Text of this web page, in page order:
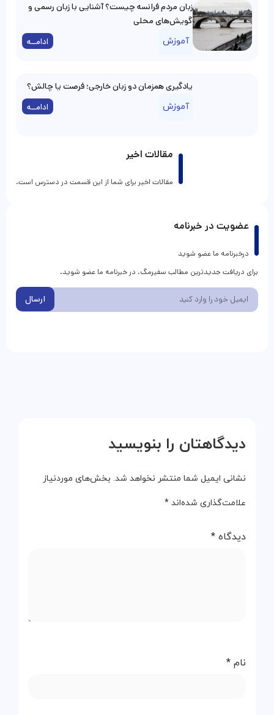
مقالات اخیر
مقالات اخیر برای شما از این قسمت در دسترس است.
زبان مردم فرانسه چیست؟ آشنایی با زبان رسمی و
گویش‌های محلی
آموزش ادامــه
یادگیری همزمان دو زبان خارجی؛ فرصت یا چالش؟
آموزش ادامــه
عضویت در خبرنامه
درخبرنامه ما عضو شوید
برای دریافت جدیدترین مطالب سفیرمگ، در خبرنامه ما عضو شوید.
ارسال
دیدگاهتان را بنویسید
نشانی ایمیل شما منتشر نخواهد شد. بخش‌های موردنیاز
علامت‌گذاری شده‌اند *
دیدگاه *
نام *